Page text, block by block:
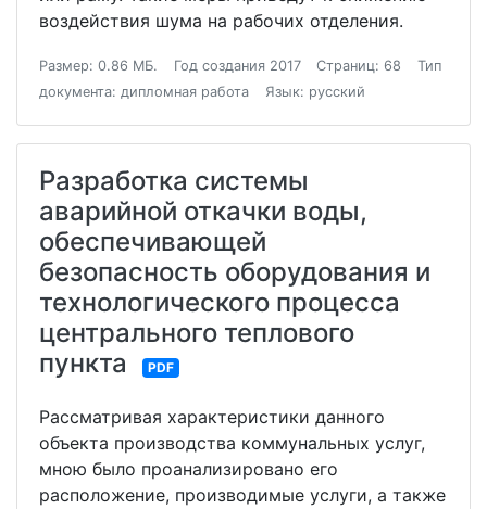
воздействия шума на рабочих отделения.
Размер: 0.86 МБ. Год создания 2017 Страниц: 68
Тип
документа: дипломная работа
Язык: русский
Разработка системы
аварийной откачки воды,
обеспечивающей
безопасность оборудования и
технологического процесса
центрального теплового
пункта
PDF
Рассматривая характеристики данного
объекта производства коммунальных услуг,
мною было проанализировано его
расположение, производимые услуги, а также